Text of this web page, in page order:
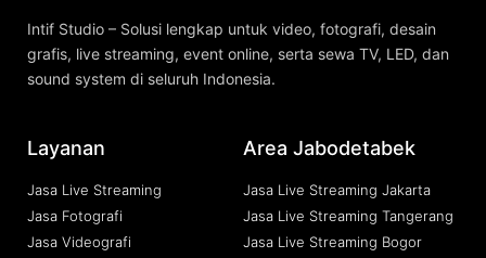
Intif Studio – Solusi lengkap untuk video, fotografi, desain
grafis, live streaming, event online, serta sewa TV, LED, dan
sound system di seluruh Indonesia.
Layanan
Jasa Live Streaming
Jasa Fotografi
Jasa Videografi
Area Jabodetabek
Jasa Live Streaming Jakarta
Jasa Live Streaming Tangerang
Jasa Live Streaming Bogor